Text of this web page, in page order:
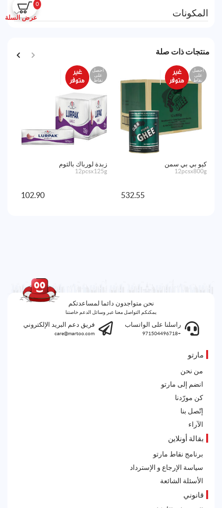
0
عرض السلة المكونات
منتجات ذات صلة
احصل
على
نقاط
كيو بي بي سمن
12pcsx800g
532.55
احصل
على
نقاط
زبدة لورباك بالثوم
12pcsx125g
102.90
نحن متواجدون دائما لمساعدتكم
يمكنكم التواصل معنا عبر وسائل الدعم خاصتنا
راسلنا على الواتساب
+971504496718
فريق دعم البريد الإلكتروني
care@martoo.com
مارتو
من نحن
انضم إلى مارتو
كن مورّدنا
إتّصل بنا
الآراء
بقالة أونلاين
برنامج نقاط مارتو
سياسة الإرجاع و الإسترداد
الأسئلة الشائعة
قانوني